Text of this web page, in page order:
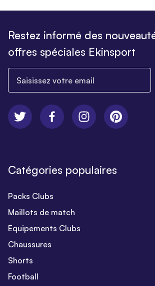
Restez informé des
offres spéciales Ekinsport
Catégories populaires
Packs Clubs
Maillots de match
Equipements Clubs
Chaussures
Shorts
Football